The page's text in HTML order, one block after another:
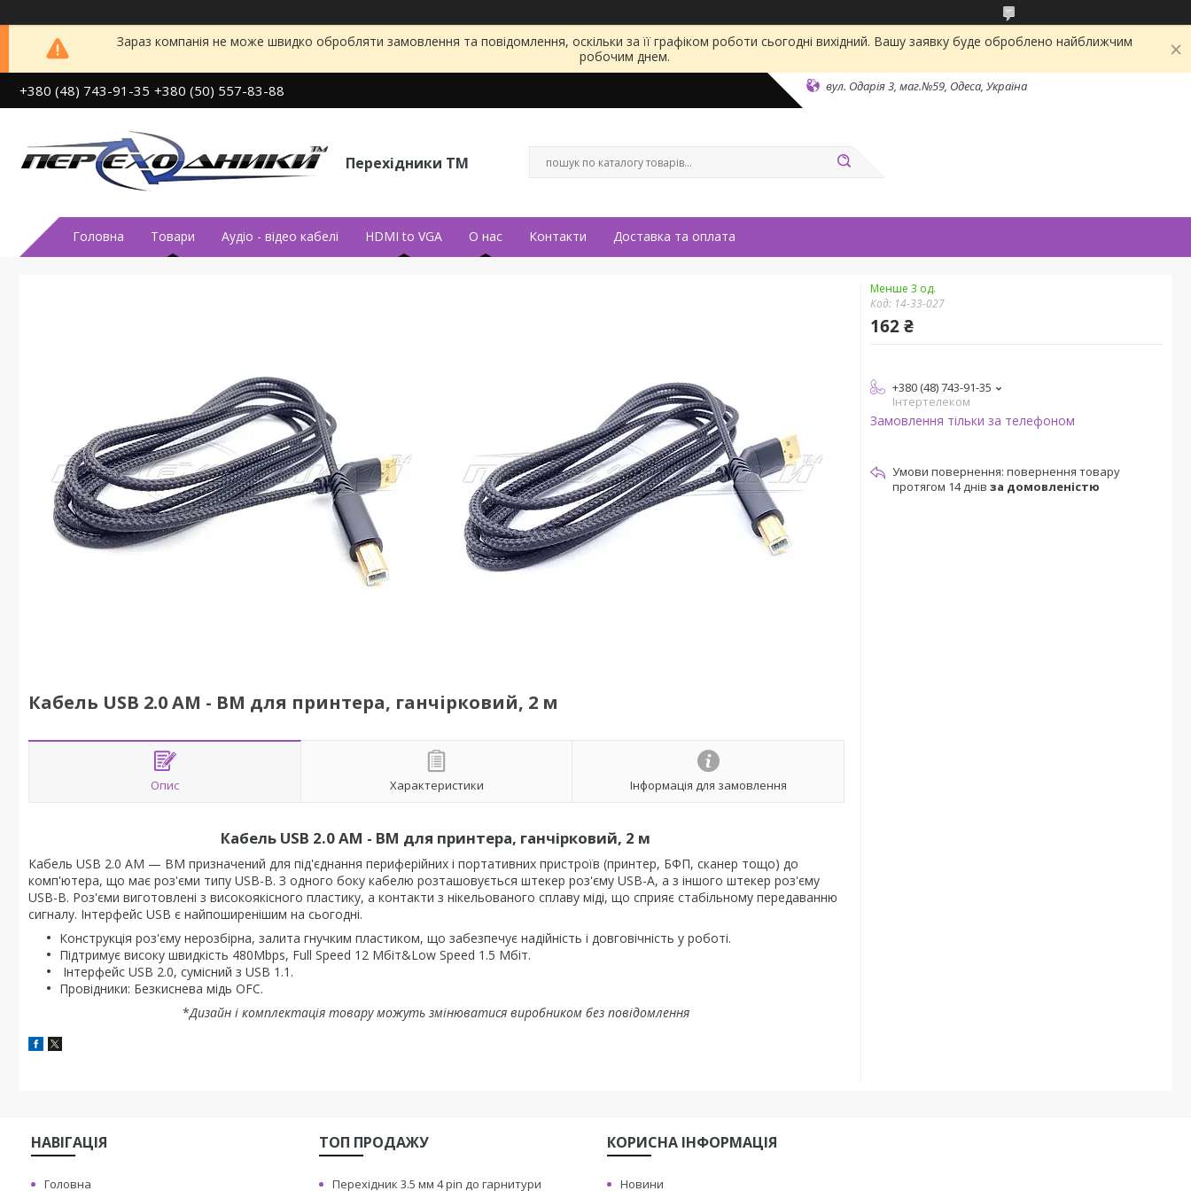
Зараз компанія не може швидко обробляти замовлення та повідомлення, оскільки за її графіком роботи сьогодні вихідний. Вашу заявку буде оброблено найближчим
робочим днем.
+380 (48) 743-91-35 +380 (50) 557-83-88 вул. Одарiя 3, маг.№59, Одеса, Україна
Перехідники ТМ
Головна Товари Аудiо - вiдео кабелi HDMI to VGA О нас Контакти Доставка та оплата
Кабель USB 2.0 AM - BM для принтера, ганчірковий, 2 м
Опис Характеристики Інформація для замовлення
Кабель USB 2.0 AM - BM для принтера, ганчірковий, 2 м
Кабель USB 2.0 AM — BM призначений для під'єднання периферійних і портативних пристроїв (принтер, БФП, сканер тощо) до
комп'ютера, що має роз'єми типу USB-B. З одного боку кабелю розташовується штекер роз'єму USB-A, а з іншого штекер роз'єму
USB-B. Роз'єми виготовлені з високоякісного пластику, а контакти з нікельованого сплаву міді, що сприяє стабільному передаванню
сигналу. Інтерфейс USB є найпоширенішим на сьогодні.
Конструкція роз'єму нерозбірна, залита гнучким пластиком, що забезпечує надійність і довговічність у роботі.
Підтримує високу швидкість 480Mbps, Full Speed 12 Мбіт&Low Speed 1.5 Мбіт.
Інтерфейс USB 2.0, сумісний з USB 1.1.
Провідники: Безкиснева мідь OFC.
*Дизайн і комплектація товару можуть змінюватися виробником без повідомлення
Менше 3 од.
Код: 14-33-027
162 ₴
+380 (48) 743-91-35
Інтертелеком
Замовлення тільки за телефоном
повернення товару
протягом 14 днів за домовленістю
НАВIГАЦIЯ
Головна
ТОП ПРОДАЖУ
Перехiдник 3.5 мм 4 pin до гарнитури
КОРИСНА IНФОРМАЦIЯ
Новини